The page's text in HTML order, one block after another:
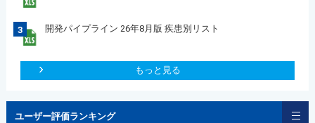
3 開発パイプライン 26年8月版 疾患別リスト
もっと見る
ユーザー評価ランキング